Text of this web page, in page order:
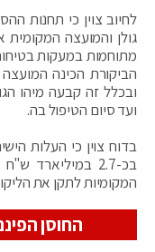
לחיוב צוין כי תחנות
גולן והמועצה
מתוחמות במעקות
הביקורת הכינה
ובכלל זה קבעה מיהו
ועד סיום הטיפול בה.
בדוח צוין כי העלות
בכ-2.7
המקומיות לתקן את
החוסן